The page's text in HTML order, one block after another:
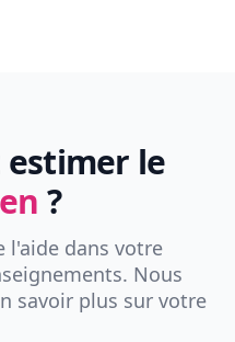
estimer le
?
l'aide dans votre
Nous
savoir plus sur votre